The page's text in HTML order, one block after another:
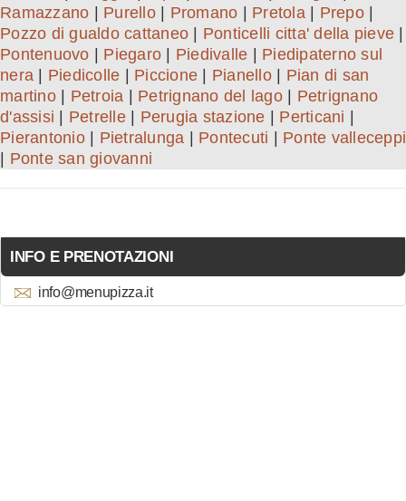
Ramazzano
Purello| Promano Pretola| Prepo|
Pozzo di gualdo cattaneo
Ponticelli citta' della pieve
Pontenuovo
Piegaro Piedivalle
Piedipaterno sul
nera
Piedicolle Piccione Pianello| Pian di san
martino| Petroia Petrignano del lago| Petrignano
d'assisi
Petrelle| Perugia stazione Perticani
Pierantonio| Pietralunga Pontecuti
Ponte valleceppi
Ponte san giovanni
INFO E PRENOTAZIONI
info@menupizza.it